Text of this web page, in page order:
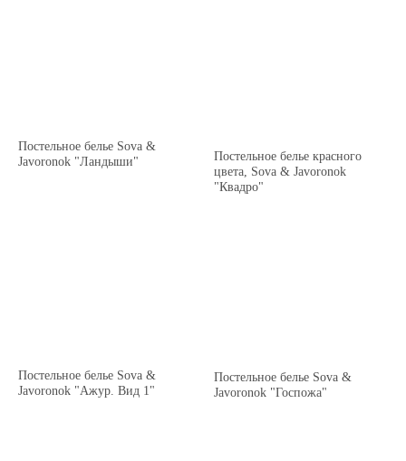
Постельное белье Sova &
Javoronok "Ландыши"
Постельное белье красного
цвета, Sova & Javoronok
"Квадро"
Постельное белье Sova &
Javoronok "Ажур. Вид 1"
Постельное белье Sova &
Javoronok "Госпожа"